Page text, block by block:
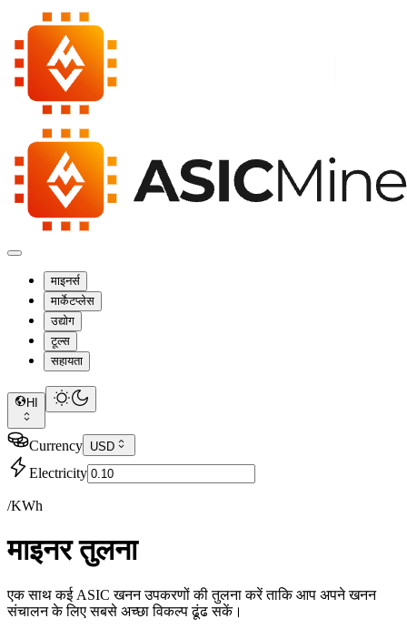
माइनर्स
मार्केटप्लेस
उद्योग
टूल्स
सहायता
HI
Currency USD
Electricity
/KWh
माइनर तुलना
एक साथ कई ASIC खनन उपकरणों की तुलना करें ताकि आप अपने खनन
संचालन के लिए सबसे अच्छा विकल्प ढूंढ सकें।